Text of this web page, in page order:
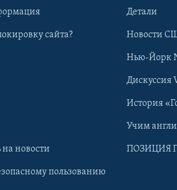
сайта?
новости
пользованию
Детали
Новости
Нью-Йорк
Дискуссия
История
Учим
ПОЗИЦИЯ